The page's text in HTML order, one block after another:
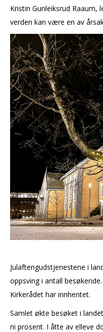
KONTAKT
Kristin Gunleiksrud Raaum,
verden kan være en av
Julaftengudstjenestene i
oppsving i antall
Kirkerådet har innhentet.
Samlet økte besøket i
ni prosent. I åtte av elleve